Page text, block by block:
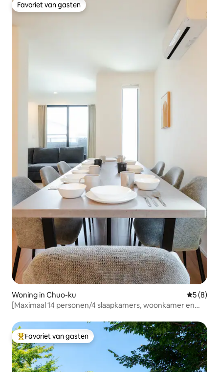
Favoriet van gasten
Favoriet van gasten
Woning in Chuo-ku
5 (8)
[Maximaal 14 personen/4 slaapkamers, woonkamer en
verbinding met PayPay Dome en Ohi Park | Wasmachine
en droger aanwezig
Topfavoriet van gasten
Favoriet van gasten